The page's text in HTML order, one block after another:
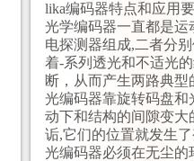
lika编码器特点和应用
光学编码器一直都是
电探测器组成,二者分
着-系列透光和不适光
断，从而产生两路典
光编码器靠旋转码盘
动下和结构的间隙变
诟,它们的位置就发生
光编码器必须在无尘